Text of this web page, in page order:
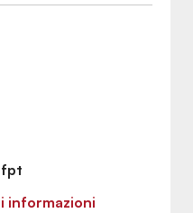
fpt
informazioni